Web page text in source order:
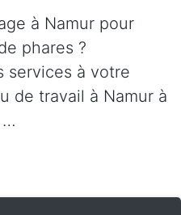
à Namur pour
phares ?
services à votre
de travail à Namur à
…